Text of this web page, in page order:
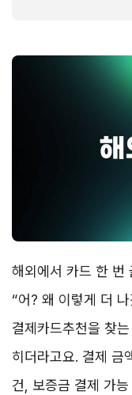
해외에서 카드 한 번
“어? 왜 이렇게 더
결제카드추천을 찾
히더라고요. 결제 금
건, 보증금 결제 가